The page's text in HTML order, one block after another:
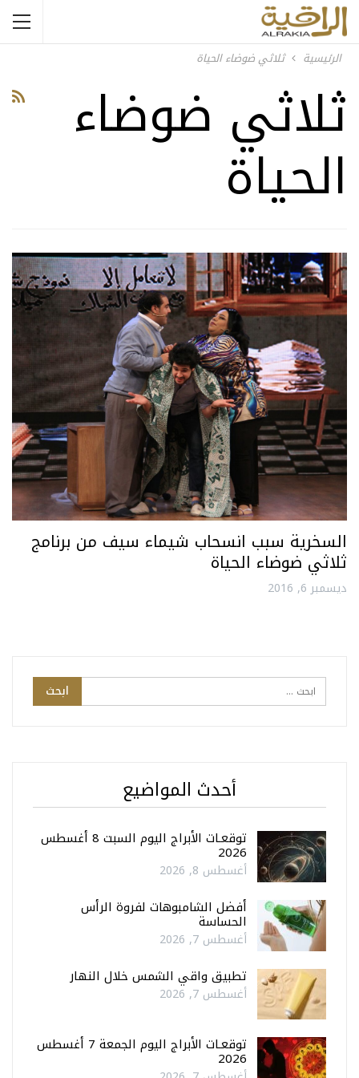
الرئيسية ثلاثي ضوضاء الحياة
ثلاثي ضوضاء
الحياة
السخرية سبب انسحاب شيماء سيف من برنامج
ثلاثي ضوضاء الحياة
ديسمبر 6, 2016
أحدث المواضيع
توقعـات الأبراج اليوم السبت 8 أغسطس
2026
أغسطس 8, 2026
أفضل الشامبوهات لفروة الرأس
الحساسة
أغسطس 7, 2026
تطبيق واقي الشمس خلال النهار
أغسطس 7, 2026
توقعـات الأبراج اليوم الجمعة 7 أغسطس
2026